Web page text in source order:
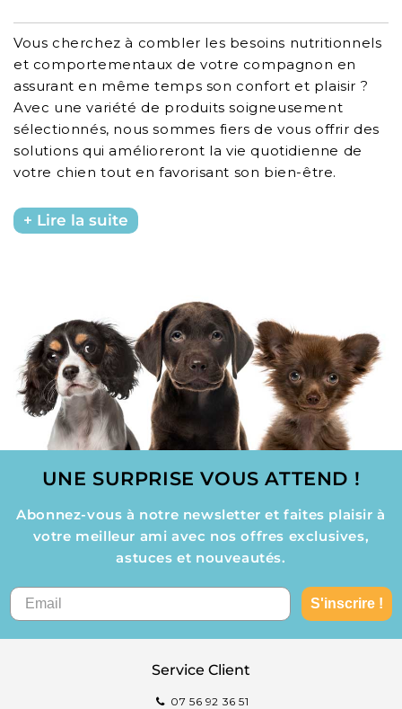
Vous cherchez à combler les besoins nutritionnels
et comportementaux de votre compagnon en
assurant en même temps son confort et plaisir ?
Avec une variété de produits soigneusement
sélectionnés, nous sommes fiers de vous offrir des
solutions qui amélioreront la vie quotidienne de
votre chien tout en favorisant son bien-être.
Lire la suite
UNE SURPRISE VOUS ATTEND !
Abonnez-vous à notre newsletter et faites plaisir à
votre meilleur ami avec nos offres exclusives,
astuces et nouveautés.
S'inscrire !
Service Client
07 56 92 36 51